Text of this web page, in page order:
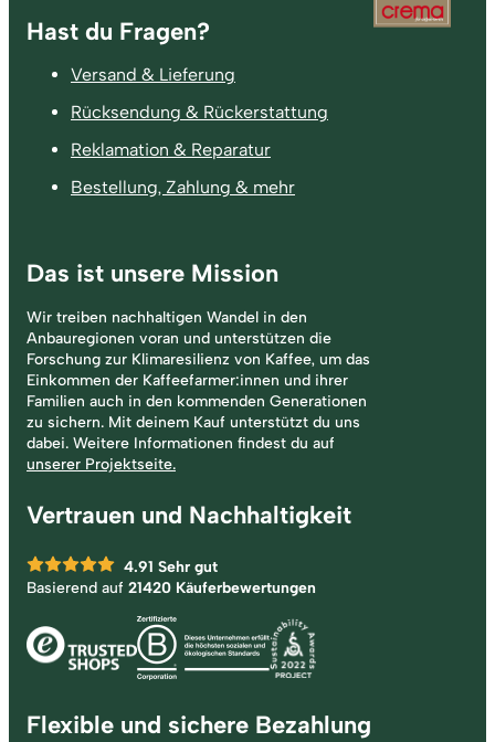
Fußzeile
Hast du Fragen?
Versand & Lieferung
Rücksendung & Rückerstattung
Reklamation & Reparatur
Bestellung, Zahlung & mehr
Das ist unsere Mission
Wir treiben nachhaltigen Wandel in den
Anbauregionen voran und unterstützen die
Forschung zur Klimaresilienz von Kaffee, um das
Einkommen der Kaffeefarmer:innen und ihrer
Familien auch in den kommenden Generationen
zu sichern. Mit deinem Kauf unterstützt du uns
dabei. Weitere Informationen findest du auf
unserer Projektseite.
Vertrauen und Nachhaltigkeit
4.91 Sehr gut
Basierend auf 21420 Käuferbewertungen
Flexible und sichere Bezahlung